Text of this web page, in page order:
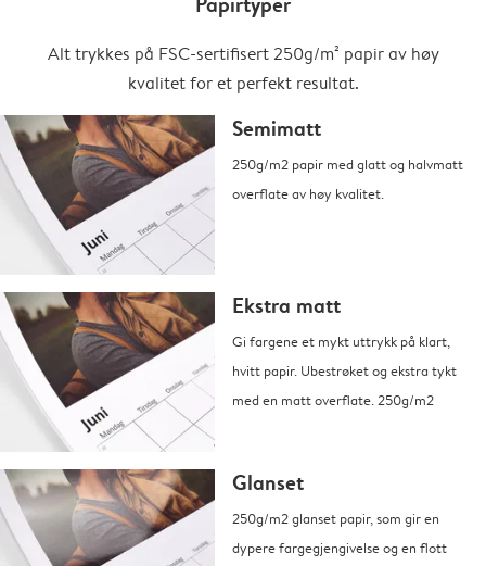
Alt trykkes på FSC-sertifisert 250g/m² papir av høy
kvalitet for et perfekt resultat.
Semimatt
250g/m2 papir med glatt og halvmatt
overflate av høy kvalitet.
Ekstra matt
Gi fargene et mykt uttrykk på klart,
hvitt papir. Ubestrøket og ekstra tykt
med en matt overflate. 250g/m2
Glanset
250g/m2 glanset papir, som gir en
dypere fargegjengivelse og en flott